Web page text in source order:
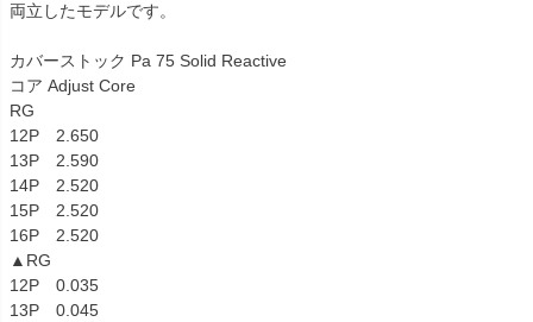
両立したモデルです。
カバーストック Pa 75 Solid Reactive
コア Adjust Core
RG
12P 2.650
13P 2.590
14P 2.520
15P 2.520
16P 2.520
▲RG
12P 0.035
13P 0.045